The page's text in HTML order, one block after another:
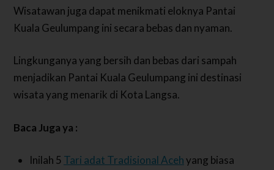
Wisatawan juga dapat menikmati eloknya Pantai
Kuala Geulumpang ini secara bebas dan nyaman.
Lingkunganya yang bersih dan bebas dari sampah
menjadikan Pantai Kuala Geulumpang ini destinasi
wisata yang menarik di Kota Langsa.
Baca Juga ya :
Inilah 5 Tari adat Tradisional Acehyang biasa